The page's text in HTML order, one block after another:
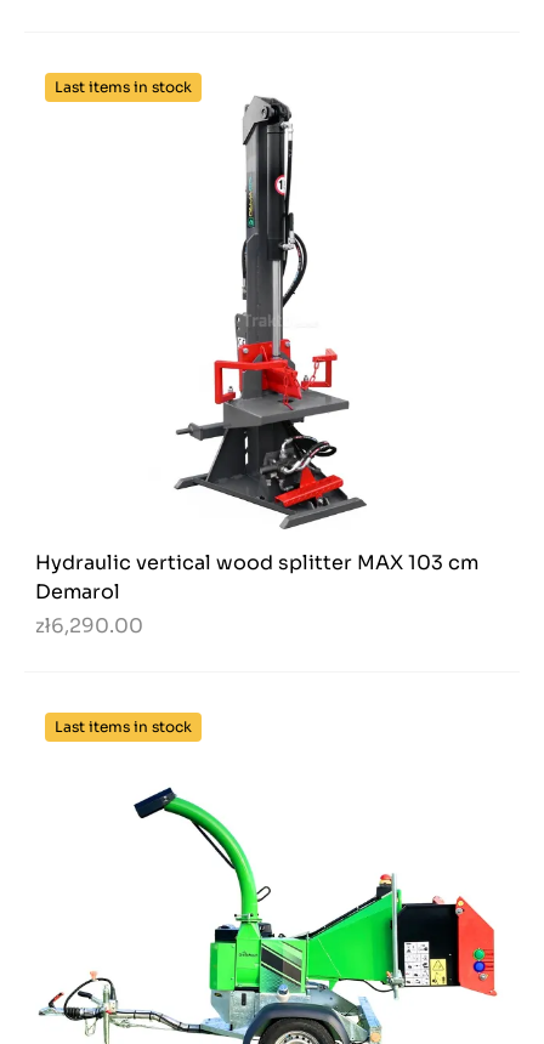
Last items in stock
Hydraulic vertical wood splitter MAX 103 cm
Demarol
zł6,290.00
Last items in stock